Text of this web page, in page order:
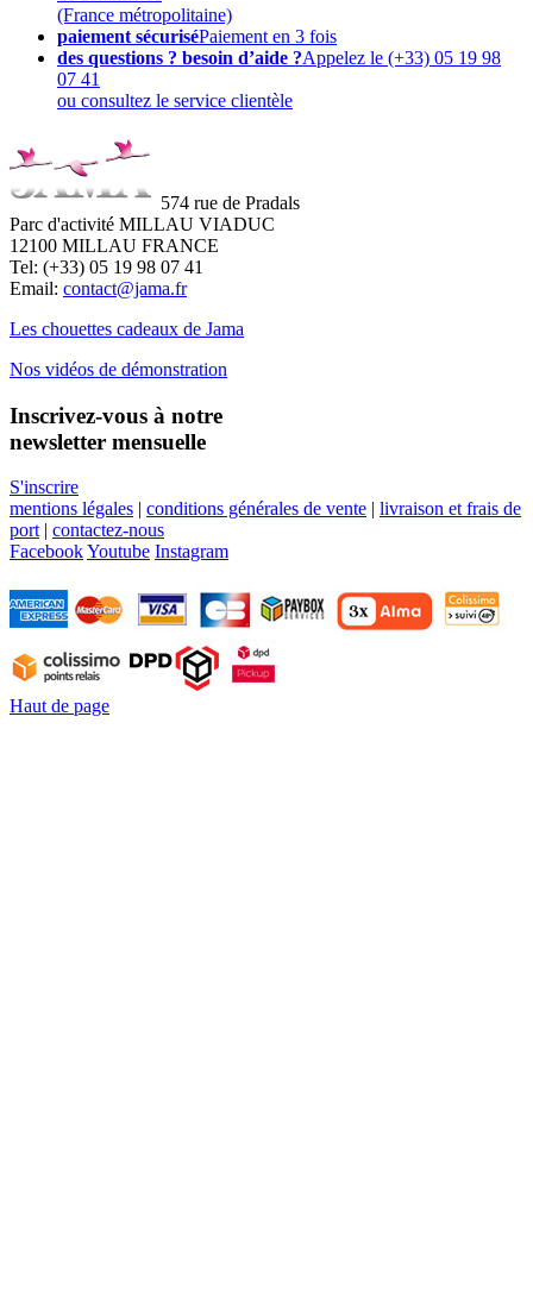
(France métropolitaine)
paiement sécuriséPaiement en 3 fois
des questions ? besoin d’aide ?Appelez le (+33) 05 19 98
07 41
ou consultez le service clientèle
574 rue de Pradals
Parc d'activité MILLAU VIADUC
12100 MILLAU FRANCE
Tel: (+33) 05 19 98 07 41
Email: contact@jama.fr
Les chouettes cadeaux de Jama
Nos vidéos de démonstration
Inscrivez-vous à notre
newsletter mensuelle
S'inscrire
mentions légales | conditions générales de vente | livraison et frais de
port| contactez-nous
FacebookYoutube Instagram
Haut de page